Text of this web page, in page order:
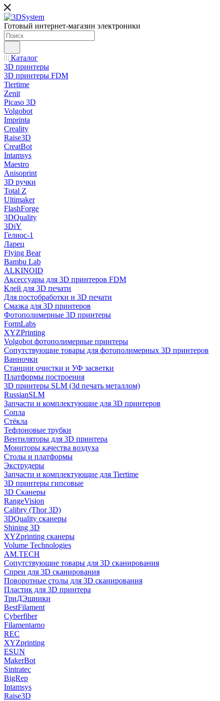
Готовый интернет-магазин электроники
Каталог
3D принтеры
3D принтеры FDM
Tiertime
Zenit
Picaso 3D
Volgobot
Imprinta
Creality
Raise3D
CreatBot
Intamsys
Maestro
Anisoprint
3D ручки
Total Z
Ultimaker
FlashForge
3DQuality
3DiY
Гелиос-1
Ларец
Flying Bear
Bambu Lab
ALKINOID
Аксессуары для 3D принтеров FDM
Клей для 3D печати
Для постобработки и 3D печати
Смазка для 3D принтеров
Фотополимерные 3D принтеры
FormLabs
XYZPrinting
Volgobot фотополимерные принтеры
Сопутствующие товары для фотополимерных 3D принтеров
Ванночки
Станции очистки и УФ засветки
Платформы построения
3D принтеры SLM (3d печать металлом)
RussianSLM
Запчасти и комплектующие для 3D принтеров
Сопла
Cтёкла
Тефлоновые трубки
Вентиляторы для 3D принтера
Мониторы качества воздуха
Столы и платформы
Экструдеры
Запчасти и комплектующие для Tiertime
3D принтеры гипсовые
3D Сканеры
RangeVision
Calibry (Thor 3D)
3DQuality сканеры
Shining 3D
XYZprinting сканеры
Volume Technologies
AM.TECH
Сопутствующие товары для 3D сканирования
Спреи для 3D сканирования
Поворотные столы для 3D сканирования
Пластик для 3D принтера
ТриДЭшники
BestFilament
Cyberfiber
Filamentarno
REC
XYZprinting
ESUN
MakerBot
Sintratec
BigRep
Intamsys
Raise3D